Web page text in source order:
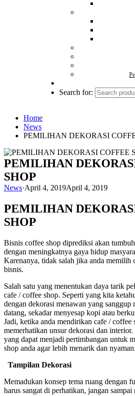
Search for:
Home
News
PEMILIHAN DEKORASI
PEMILIHAN
SHOP
News·April 4, 2019April 4, 2019
PEMILIHAN
SHOP
Bisnis coffee shop diprediksi akan
dengan meningkatnya gaya hidup
Karenanya, tidak salah jika anda memilih
bisnis.
Salah satu yang menentukan daya tarik
cafe / coffee shop. Seperti yang kita
dengan dekorasi menawan yang
datang, sekadar menyesap kopi atau
Jadi, ketika anda mendirikan cafe / coffee
memerhatikan unsur dekorasi dan
yang dapat menjadi pertimbangan untuk
shop anda agar lebih menarik dan nyaman:
Tampilan Dekorasi
Memadukan konsep tema ruang dengan
harus sangat di perhatikan, jangan